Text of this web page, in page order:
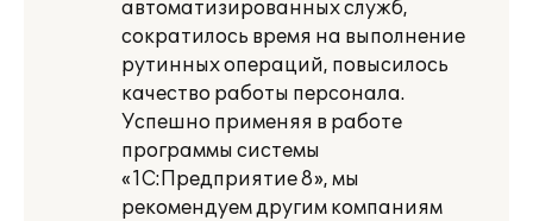
автоматизированных служб,
сократилось время на выполнение
рутинных операций, повысилось
качество работы персонала.
Успешно применяя в работе
программы системы
«1С:Предприятие 8», мы
рекомендуем другим компаниям